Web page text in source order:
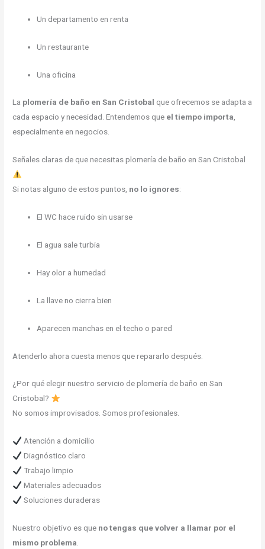
Un departamento en renta
Un restaurante
Una oficina
La plomería de baño en San Cristobal que ofrecemos se adapta a
cada espacio y necesidad. Entendemos que el tiempo importa,
especialmente en negocios.
Señales claras de que necesitas plomería de baño en San Cristobal
Si notas alguno de estos puntos, no lo ignores:
El WC hace ruido sin usarse
El agua sale turbia
Hay olor a humedad
La llave no cierra bien
Aparecen manchas en el techo o pared
Atenderlo ahora cuesta menos que repararlo después.
¿Por qué elegir nuestro servicio de plomería de baño en San
Cristobal?
No somos improvisados. Somos profesionales.
Atención a domicilio
Diagnóstico claro
Trabajo limpio
Materiales adecuados
Soluciones duraderas
Nuestro objetivo es que no tengas que volver a llamar por el
mismo problema